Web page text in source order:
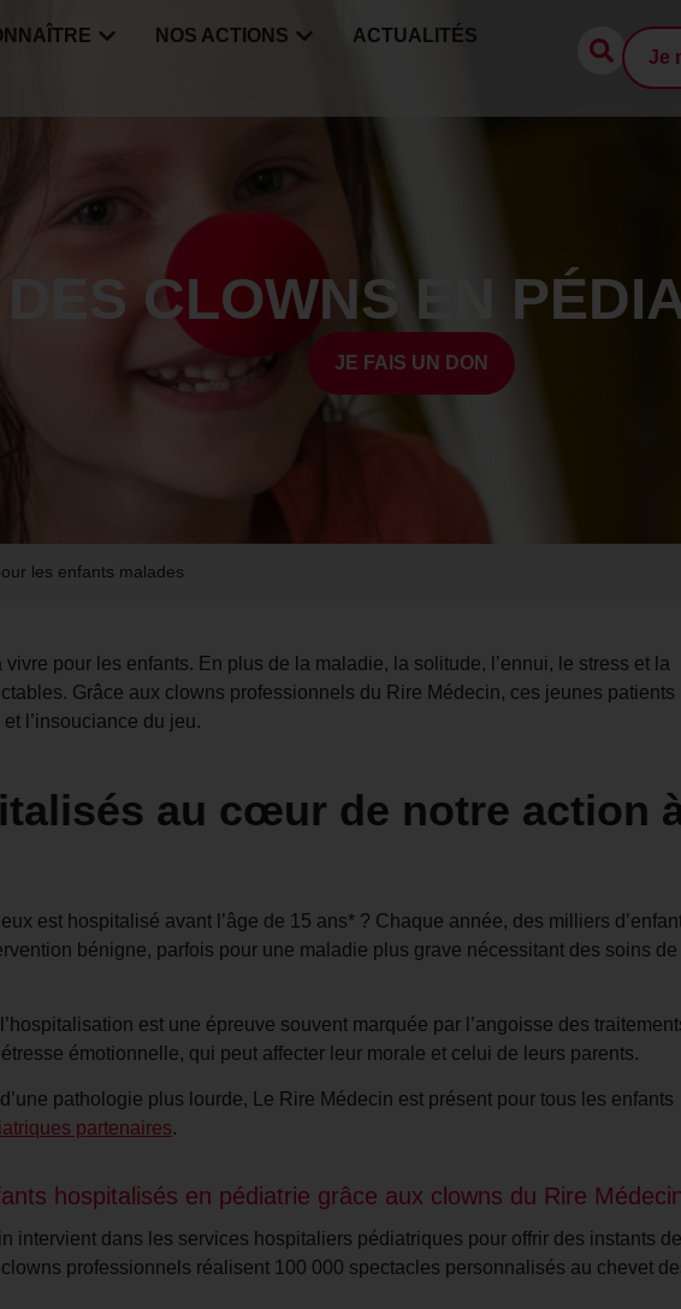
NOS ACTIONS
ACTUALITÉS
Je
DES CLOWNS EN
JE FAIS UN DON
les enfants malades
vivre pour les enfants. En plus de la maladie, la solitude, l’ennui, le stress et la
Grâce aux clowns professionnels du Rire Médecin, ces jeunes patients
l’insouciance du jeu.
au cœur de notre action
est hospitalisé avant l’âge de 15 ans* ? Chaque année, des milliers
bénigne, parfois pour une maladie plus grave nécessitant des soins de
est une épreuve souvent marquée par l’angoisse des
émotionnelle, qui peut affecter leur morale et celui de leurs parents.
pathologie plus lourde, Le Rire Médecin est présent pour tous les enfants
partenaires.
hospitalisés en pédiatrie grâce aux clowns du Rire
intervient dans les services hospitaliers pédiatriques pour offrir des instants
professionnels réalisent 100 000 spectacles personnalisés au chevet